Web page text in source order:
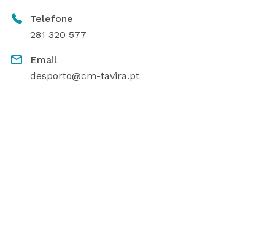
Telefone
281 320 577
Email
desporto@cm-tavira.pt